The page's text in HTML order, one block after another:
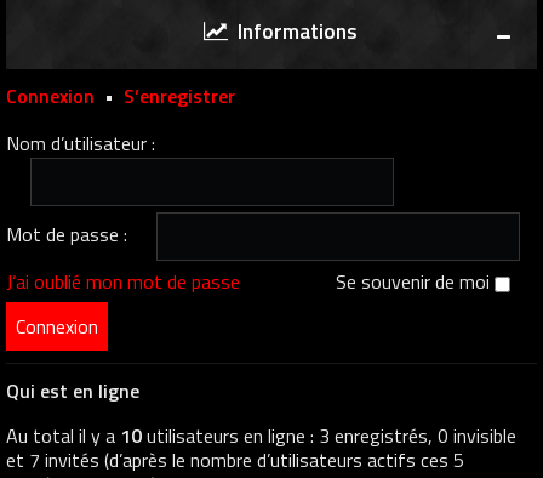
Informations
Connexion • S’enregistrer
Nom d’utilisateur :
Mot de passe :
J’ai oublié mon mot de passe
Se souvenir de moi
Qui est en ligne
Au total il y a 10utilisateurs en ligne : 3 enregistrés, 0 invisible
et 7 invités (d’après le nombre d’utilisateurs actifs ces 5